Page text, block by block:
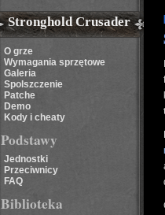
Stronghold Crusader
O grze
Wymagania sprzętowe
Galeria
Spolszczenie
Patche
Demo
Kody i cheaty
Podstawy
Jednostki
Przeciwnicy
FAQ
Biblioteka